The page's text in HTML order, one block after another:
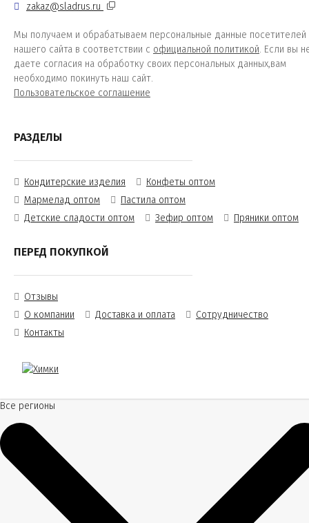
zakaz@sladrus.ru
Мы получаем и обрабатываем персональные данные посетителей
нашего сайта в соответствии с официальной политикой. Если вы
даете согласия на обработку своих персональных данных,вам
необходимо покинуть наш сайт.
Пользовательское соглашение
РАЗДЕЛЫ
Кондитерские изделия
Конфеты оптом
Мармелад оптом
Пастила оптом
Детские сладости оптом
Зефир оптом Пряники оптом
ПЕРЕД ПОКУПКОЙ
Отзывы
О компании
Доставка и оплата
Сотрудничество
Контакты
Все регионы